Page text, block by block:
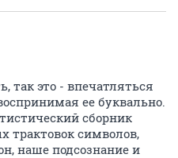
так это - впечатляться
ее буквально.
сборник
трактовок символов,
наше подсознание и